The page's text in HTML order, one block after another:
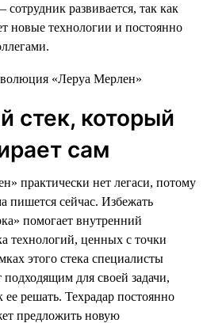
развивается, так как
новые технологии и постоянно
стек, который
сам
практически нет легаси, потому
пишется сейчас. Избежать
помогает внутренний
технологий, ценных с точки
этого стека специалисты
для своей задачи,
решать. Техрадар постоянно
предложить новую